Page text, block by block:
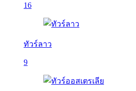
16
ทัวร์ลาว
9